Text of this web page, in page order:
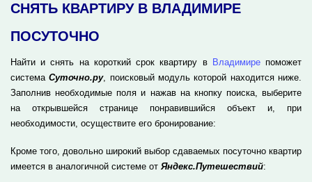
СНЯТЬ КВАРТИРУ В ВЛАДИМИРЕ
ПОСУТОЧНО
Найти и снять на короткий срок квартиру в Владимирепоможет
системаСуточно.ру, поисковый модуль которой находится ниже.
Заполнив необходимые поля и нажав на кнопку поиска, выберите
на открывшейся странице понравившийся объект и, при
необходимости, осуществите его бронирование:
Кроме того, довольно широкий выбор сдаваемых посуточно квартир
имеется в аналогичной системе от Яндекс.Путешествий: